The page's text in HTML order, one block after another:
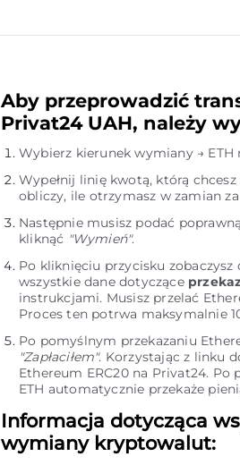
Aby przeprowadzić
Privat24 UAH, należy
Wybierz kierunek wymiany → ETH
Wypełnij linię kwotą, którą
obliczy, ile otrzymasz w zamian za
Następnie musisz podać
kliknąć "Wymień".
Po kliknięciu przycisku
wszystkie dane dotyczące
instrukcjami. Musisz przelać
Proces ten potrwa maksymalnie
Po pomyślnym przekazaniu
"Zapłaciłem". Korzystając z linku
Ethereum ERC20 na Privat24.
ETH automatycznie przekaże
Informacja dotycząca
wymiany kryptowalut: